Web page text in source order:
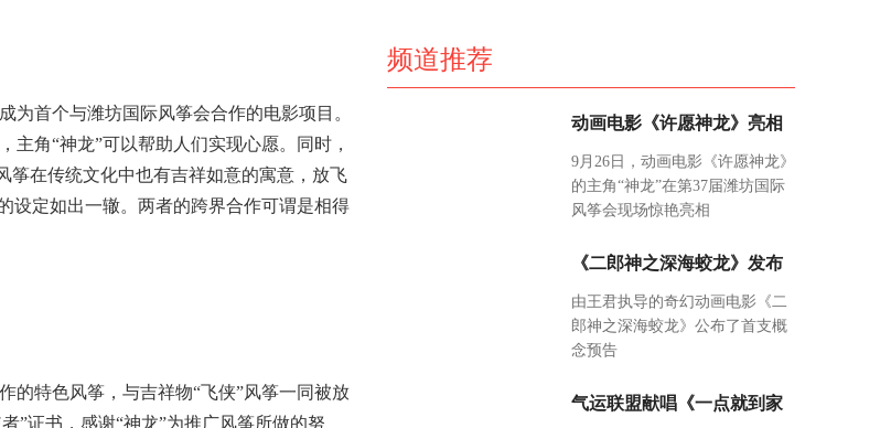
为首个与潍坊国际风筝会合作的电影项目。
角“神龙”可以帮助人们实现心愿。同时，
筝在传统文化中也有吉祥如意的寓意，放飞
设定如出一辙。两者的跨界合作可谓是相得
的特色风筝，与吉祥物“飞侠”风筝一同被放
”证书，感谢“神龙”为推广风筝所做的努
频道推荐
动画电影《许愿神龙》亮相
9月26日，动画电影《许愿神龙》
的主角“神龙”在第37届潍坊国际
风筝会现场惊艳亮相
《二郎神之深海蛟龙》发布
由王君执导的奇幻动画电影《二
郎神之深海蛟龙》公布了首支概
念预告
气运联盟献唱《一点就到家